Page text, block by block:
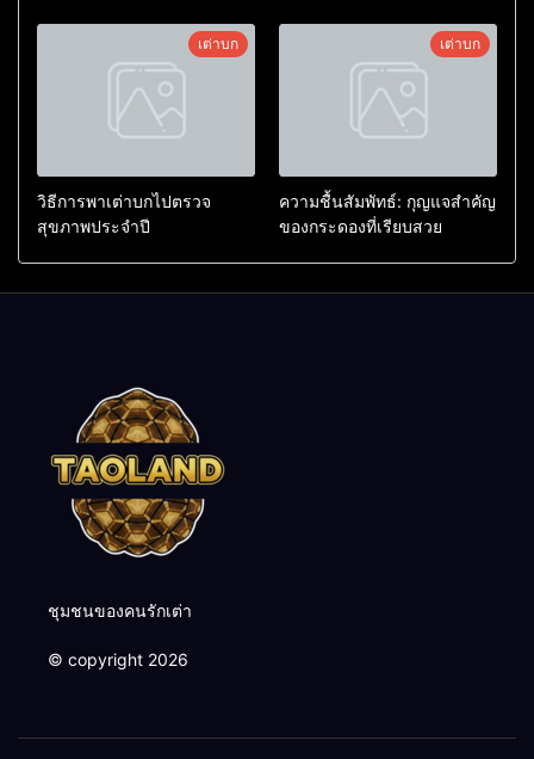
เต่าบก
วิธีการพาเต่าบกไปตรวจ
สุขภาพประจำปี
เต่าบก
ความชื้นสัมพัทธ์: กุญแจสำคัญ
ของกระดองที่เรียบสวย
ชุมชนของคนรักเต่า
© copyright 2026